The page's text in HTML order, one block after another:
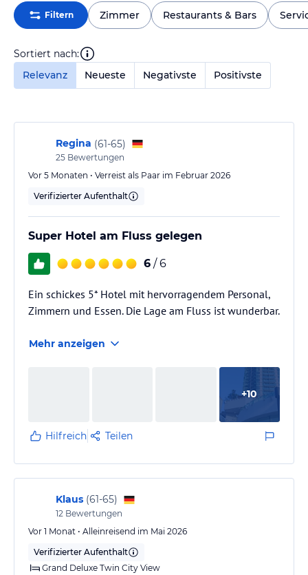
Filtern Zimmer Restaurants & Bars
Sortiert nach:
Relevanz
Neueste Negativste Positivste
Regina (61-65)
25 Bewertungen
Vor 5 Monaten • Verreist als Paar im Februar 2026
Verifizierter Aufenthalt
Super Hotel am Fluss gelegen
6 / 6
Ein schickes 5* Hotel mit hervorragendem Personal,
Zimmern und Essen. Die Lage am Fluss ist wunderbar.
Mehr anzeigen
+10
Hilfreich Teilen
Klaus (61-65)
12 Bewertungen
Vor 1 Monat • Alleinreisend im Mai 2026
Verifizierter Aufenthalt
Grand Deluxe Twin City View